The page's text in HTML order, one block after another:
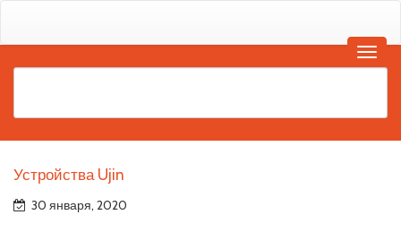
Устройства Ujin
30 января, 2020